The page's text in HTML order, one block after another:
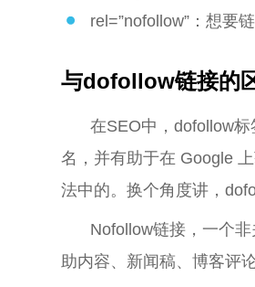
rel=”nofollow”：想要
与dofollow链接的
在SEO中，dofollow
名，并有助于在 Google
法中的。换个角度讲，
Nofollow链接，一个
助内容、新闻稿、博客评